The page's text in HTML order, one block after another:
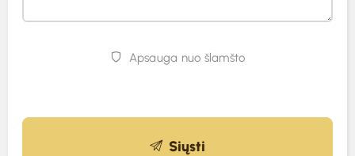
Apsauga nuo šlamšto
Siųsti